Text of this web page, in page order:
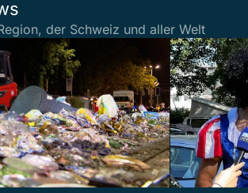
der Schweiz und aller Welt